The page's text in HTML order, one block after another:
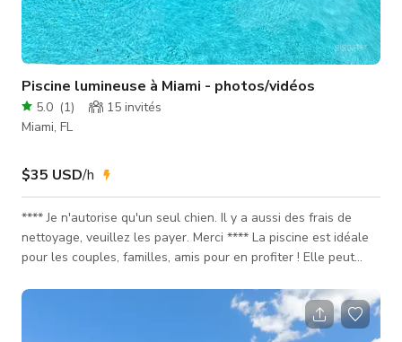
Piscine lumineuse à Miami - photos/vidéos
5.0 (1) 15 invités
Miami, FL
$35 USD/h
**** Je n'autorise qu'un seul chien. Il y a aussi des frais de
nettoyage, veuillez les payer. Merci **** La piscine est idéale
pour les couples, familles, amis pour en profiter ! Elle peut
beaucoup et souhaitons que vous en fassiez autant.